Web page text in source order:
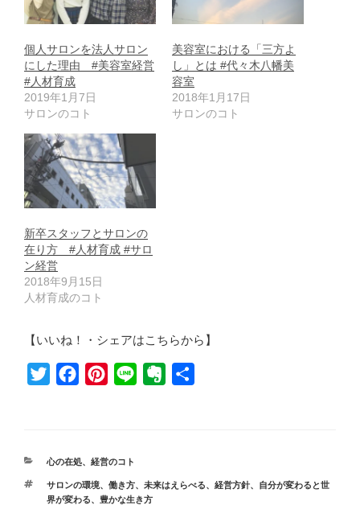
個人サロンを法人サロン
にした理由 #美容室経営
#人材育成
2019年1月7日
サロンのコト
美容室における「三方よ
し」とは #代々木八幡美
容室
2018年1月17日
サロンのコト
新卒スタッフとサロンの
在り方 #人材育成 #サロ
ン経営
2018年9月15日
人材育成のコト
【いいね！・シェアはこちらから】
t
e
r
b
o
e
r
e
o
カ
ゴ
リ
心の在処、 経営のコト
タ
グ
サロンの環境、 働き方、 未来はえらべる、 経営方針、
自分が変わると世
界が変わる、 豊かな生き方